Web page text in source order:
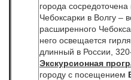
города
Чебоксарки в Волгу –
расширенного
него освещается
длинный в России,
Экскурсионная
городу с посещением